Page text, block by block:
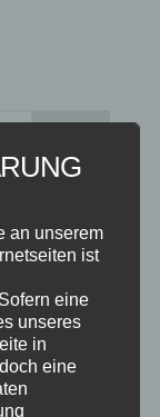
an unserem
ist
eine
unseres
in
eine